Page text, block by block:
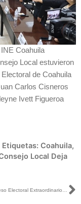
Coahuila
Local estuvieron
de Coahuila
Carlos Cisneros
Ivett Figueroa
Etiquetas: Coahuila,
Local Deja